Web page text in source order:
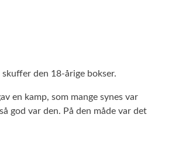
den 18-årige bokser.
en kamp, som mange synes var
god var den. På den måde var det